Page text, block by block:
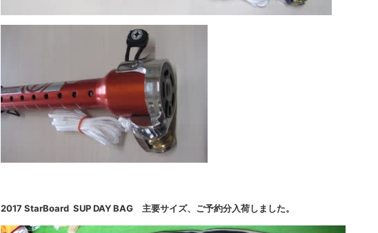
2017 StarBoard SUP DAY BAG 主要サイズ、ご予約分入荷しました。